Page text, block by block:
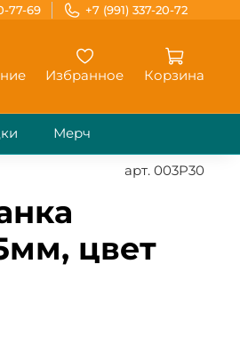
77-69 +7 (991) 337-20-72
Избранное Корзина
Мерч
арт. 003P30
цвет